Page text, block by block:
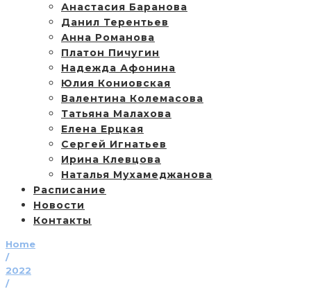
Анастасия Баранова
Данил Терентьев
Анна Романова
Платон Пичугин
Надежда Афонина
Юлия Кониовская
Валентина Колемасова
Татьяна Малахова
Елена Ерцкая
Сергей Игнатьев
Ирина Клевцова
Наталья Мухамеджанова
Расписание
Новости
Контакты
Home
/
2022
/